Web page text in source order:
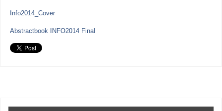
Info2014_Cover
Abstractbook INFO2014 Final